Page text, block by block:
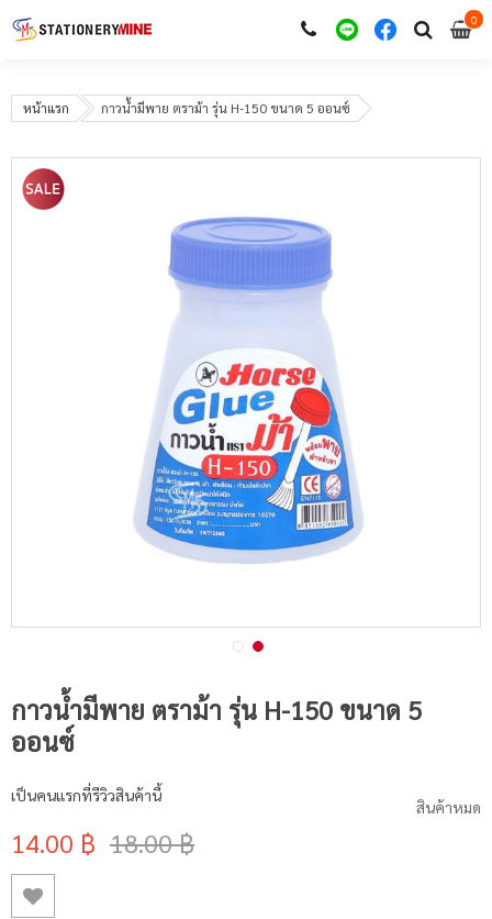
00
หน้าแรก กาวน้ำมีพาย ตราม้า รุ่น H-150 ขนาด 5 ออนซ์
กาวน้ำมีพาย ตราม้า รุ่น H-150 ขนาด 5
ออนซ์
สินค้าหมด
เป็นคนแรกที่รีวิวสินค้านี้
14.00 ฿ 18.00 ฿